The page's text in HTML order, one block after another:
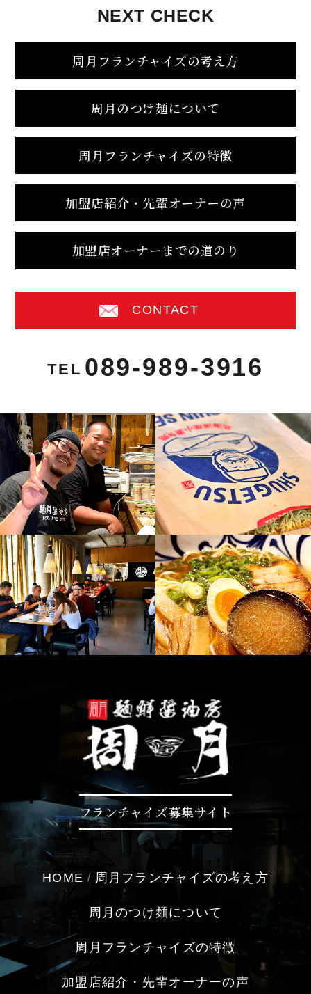
NEXT CHECK
周月フランチャイズの考え方
周月のつけ麺について
周月フランチャイズの特徴
加盟店紹介・先輩オーナーの声
加盟店オーナーまでの道のり
CONTACT
089-989-3916
フランチャイズ募集サイト
HOME 周月フランチャイズの考え方
周月のつけ麺について
周月フランチャイズの特徴
加盟店紹介・先輩オーナーの声